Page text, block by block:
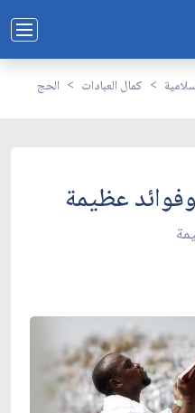
كمال العبادات الحج
عظيمة